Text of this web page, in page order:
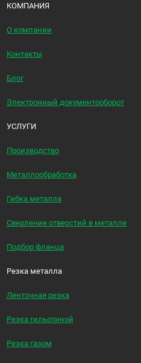
КОМПАНИЯ
О компании
Контакты
Блог
Электронный документооборот
УСЛУГИ
Производство
Металлообработка
Гибка металла
Сверление отверстий в металле
Подбор фланца
Резка металла
Ленточная резка
Резка гильотиной
Резка газом